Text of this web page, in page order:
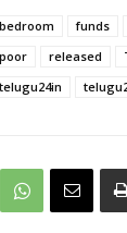
funds
poor released
telugu24in